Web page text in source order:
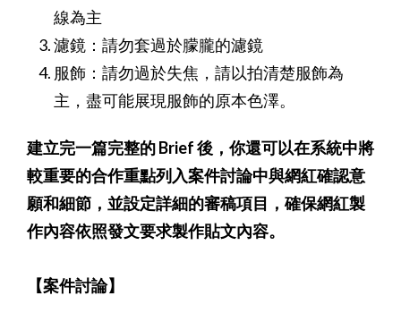
線為主
濾鏡：請勿套過於朦朧的濾鏡
服飾：請勿過於失焦，請以拍清楚服飾為
主，盡可能展現服飾的原本色澤。
建立完一篇完整的 Brief 後，你還可以在系統中將
較重要的合作重點列入案件討論中與網紅確認意
願和細節，並設定詳細的審稿項目，確保網紅製
作內容依照發文要求製作貼文內容。
【案件討論】